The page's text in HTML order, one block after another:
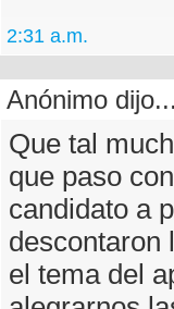
2:31 a.m.
Anónimo dijo...
Que tal
que paso
candidato a
descontaron
el tema del